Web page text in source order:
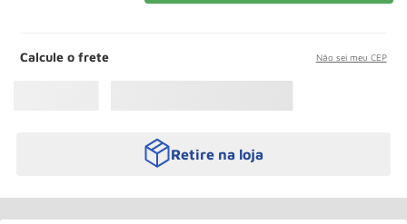
Calcule o frete Não sei meu CEP
Retire na loja